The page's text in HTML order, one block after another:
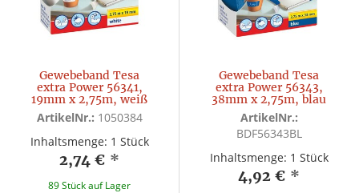
Gewebeband Tesa
extra Power 56341,
19mm x 2,75m, weiß
ArtikelNr.: 1050384
Inhaltsmenge: 1 Stück
2,74 € *
89 Stück auf Lager
Gewebeband Tesa
extra Power 56343,
38mm x 2,75m, blau
ArtikelNr.:
BDF56343BL
Inhaltsmenge: 1 Stück
4,92 € *